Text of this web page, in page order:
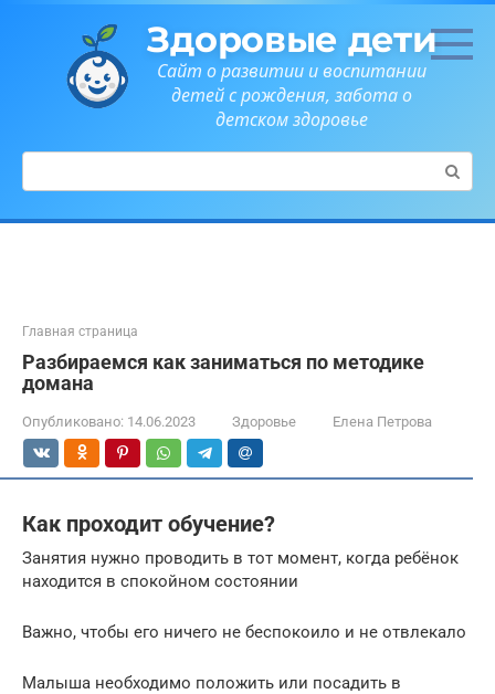
Здоровые дети
Сайт о развитии и воспитании
детей с рождения, забота о
детском здоровье
Поиск:
Главная страница
Разбираемся как заниматься по методике
домана
Опубликовано: 14.06.2023 Здоровье Елена Петрова
Как проходит обучение?
Занятия нужно проводить в тот момент, когда ребёнок
находится в спокойном состоянии
Важно, чтобы его ничего не беспокоило и не отвлекало
Малыша необходимо положить или посадить в